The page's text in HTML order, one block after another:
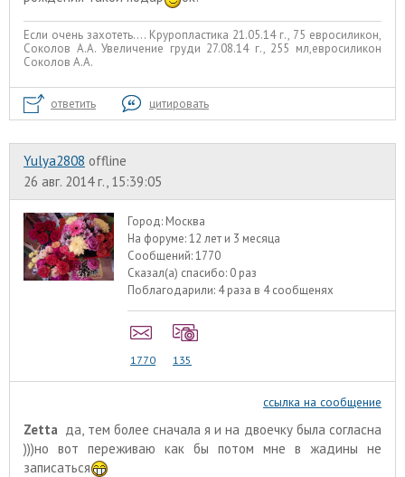
Если очень захотеть.... Круропластика 21.05.14 г., 75 евросиликон,
Соколов А.А. Увеличение груди 27.08.14 г., 255 мл,евросиликон
Соколов А.А.
ответить цитировать
Yulya2808 offline
26 авг. 2014 г., 15:39:05
Город: Москва
На форуме:12 лет и 3 месяца
Сообщений:1770
Сказал(а) спасибо: 0 раз
Поблагодарили: 4 раза в 4 сообщенях
1770 135
ссылка на сообщение
Zetta да, тем более сначала я и на двоечку была согласна
)))но вот переживаю как бы потом мне в жадины не
записаться